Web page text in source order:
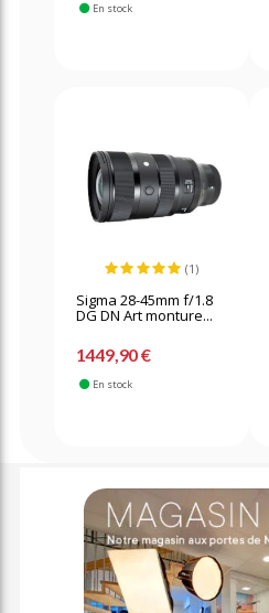
En stock
(1)
Sigma 28-45mm f/1.8
DG DN Art monture...
1449,90 €
En stock